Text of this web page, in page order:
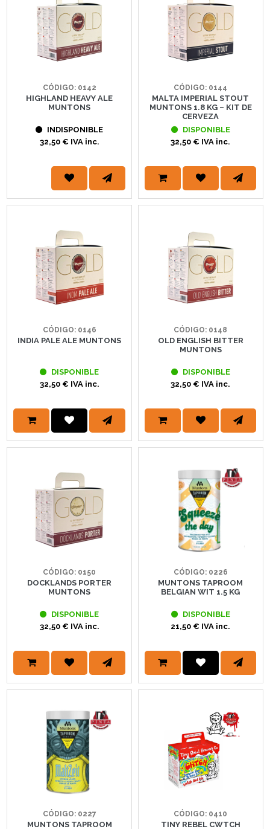
CÓDIGO: 0142
HIGHLAND HEAVY ALE
MUNTONS
INDISPONIBLE
32,50 € IVA inc.
CÓDIGO: 0144
MALTA IMPERIAL STOUT
MUNTONS 1.8 KG – KIT DE
CERVEZA
DISPONIBLE
32,50 € IVA inc.
CÓDIGO: 0146
INDIA PALE ALE MUNTONS
DISPONIBLE
32,50 € IVA inc.
CÓDIGO: 0148
OLD ENGLISH BITTER
MUNTONS
DISPONIBLE
32,50 € IVA inc.
CÓDIGO: 0150
DOCKLANDS PORTER
MUNTONS
DISPONIBLE
32,50 € IVA inc.
CÓDIGO: 0226
MUNTONS TAPROOM
BELGIAN WIT 1.5 KG
DISPONIBLE
21,50 € IVA inc.
CÓDIGO: 0227
MUNTONS TAPROOM
CÓDIGO: 0410
TINY REBEL CWTCH